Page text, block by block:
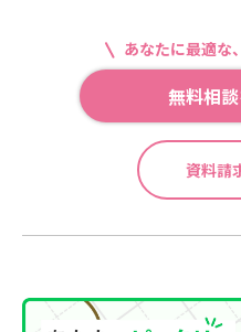
あなたに最適な
無料相
資料請